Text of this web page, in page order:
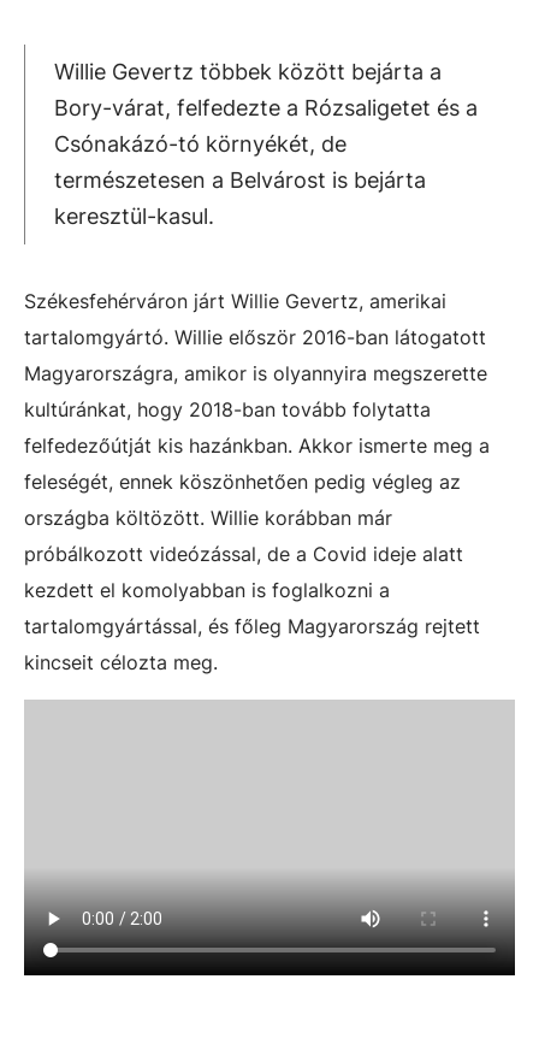
Willie Gevertz többek között bejárta a
Bory-várat, felfedezte a Rózsaligetet és a
Csónakázó-tó környékét, de
természetesen a Belvárost is bejárta
keresztül-kasul.
Székesfehérváron járt Willie Gevertz, amerikai
tartalomgyártó. Willie először 2016-ban látogatott
Magyarországra, amikor is olyannyira megszerette
kultúránkat, hogy 2018-ban tovább folytatta
felfedezőútját kis hazánkban. Akkor ismerte meg a
feleségét, ennek köszönhetően pedig végleg az
országba költözött. Willie korábban már
próbálkozott videózással, de a Covid ideje alatt
kezdett el komolyabban is foglalkozni a
tartalomgyártással, és főleg Magyarország rejtett
kincseit célozta meg.